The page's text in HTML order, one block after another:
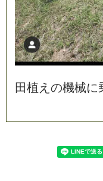
田植え の機械に